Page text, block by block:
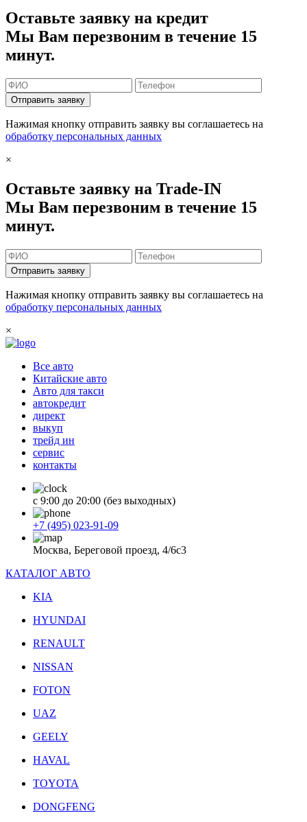
Оставьте заявку на кредит
Мы Вам перезвоним в течение 15
минут.
Отправить заявку
Нажимая кнопку отправить заявку вы соглашаетесь на
обработку персональных данных
×
Оставьте заявку на Trade-IN
Мы Вам перезвоним в течение 15
минут.
Отправить заявку
Нажимая кнопку отправить заявку вы соглашаетесь на
обработку персональных данных
×
Все авто
Китайские авто
Авто для такси
автокредит
директ
выкуп
трейд ин
сервис
контакты
с 9:00 до 20:00 (без выходных)
+7 (495) 023-91-09
Москва, Береговой проезд, 4/6с3
КАТАЛОГ АВТО
KIA
HYUNDAI
RENAULT
NISSAN
FOTON
UAZ
GEELY
HAVAL
TOYOTA
DONGFENG